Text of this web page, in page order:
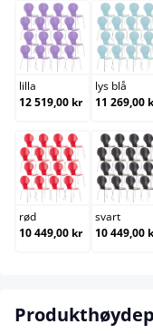
lilla
lilla
12 519,00 kr
lys
lys blå
11 269,00
rød
rød
10 449,00 kr
svart
10 449,00